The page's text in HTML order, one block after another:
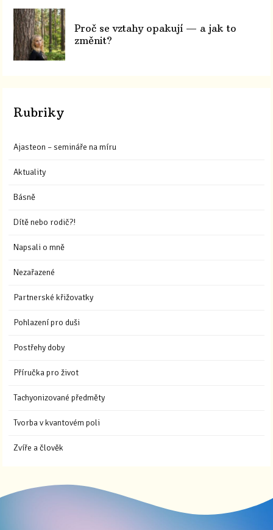
Proč se vztahy opakují — a jak to
změnit?
Rubriky
Ajasteon – semináře na míru
Aktuality
Básně
Dítě nebo rodič?!
Napsali o mně
Nezařazené
Partnerské křižovatky
Pohlazení pro duši
Postřehy doby
Příručka pro život
Tachyonizované předměty
Tvorba v kvantovém poli
Zvíře a člověk